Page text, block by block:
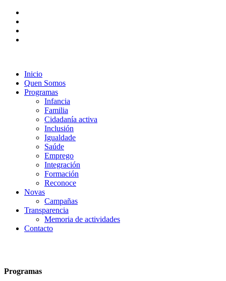
Inicio
Quen Somos
Programas
Infancia
Familia
Cidadanía activa
Inclusión
Igualdade
Saúde
Emprego
Integración
Formación
Reconoce
Novas
Campañas
Transparencia
Memoria de actividades
Contacto
Programas